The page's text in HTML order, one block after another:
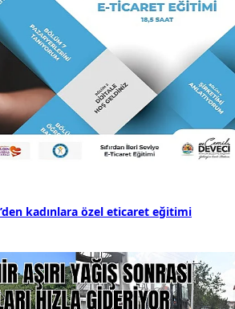
kadınlara özel eticaret eğitimi